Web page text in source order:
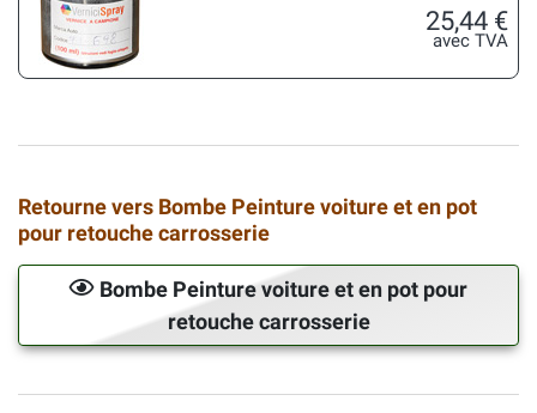
25,44 €
avec TVA
Retourne vers Bombe Peinture voiture et en pot
pour retouche carrosserie
Bombe Peinture voiture et en pot pour
retouche carrosserie